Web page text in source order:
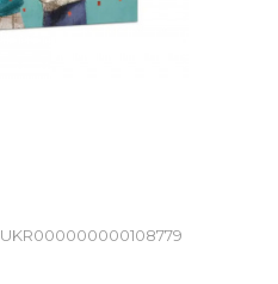
UKR000000000108779